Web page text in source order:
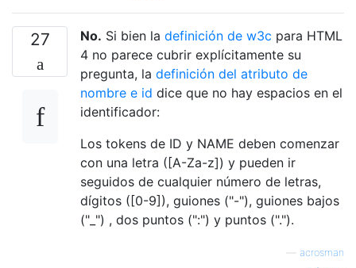
27 No. Si bien la definición de w3c para HTML
4 no parece cubrir explícitamente su
pregunta, la definición del atributo de
nombre e id dice que no hay espacios en el
identificador:
Los tokens de ID y NAME deben comenzar
con una letra ([A-Za-z]) y pueden ir
seguidos de cualquier número de letras,
dígitos ([0-9]), guiones ("-"), guiones bajos
("_") , dos puntos (":") y puntos (".").
acrosman